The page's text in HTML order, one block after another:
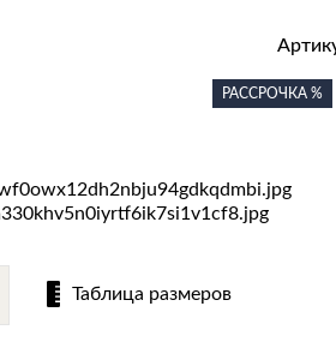
РАССРОЧКА %
Таблица размеров